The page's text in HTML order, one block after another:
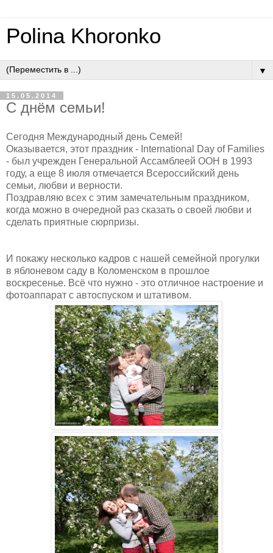
Polina Khoronko
▼
15.05.2014
С днём семьи!
Сегодня Международный день Семей!
Оказывается, этот праздник - International Day of Families
- был учрежден Генеральной Ассамблеей ООН в 1993
году, а еще 8 июля отмечается Всероссийский день
семьи, любви и верности.
Поздравляю всех с этим замечательным праздником,
когда можно в очередной раз сказать о своей любви и
сделать приятные сюрпризы.
И покажу несколько кадров с нашей семейной прогулки
в яблоневом саду в Коломенском в прошлое
воскресенье. Всё что нужно - это отличное настроение и
фотоаппарат с автоспуском и штативом.